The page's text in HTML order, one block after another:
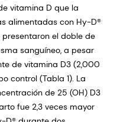
vitamina D que la
alimentadas con Hy-D®
el doble de
sanguíneo, a pesar
de vitamina D3 (2,000
control (Tabla 1). La
de 25 (OH) D3
fue 2,3 veces mayor